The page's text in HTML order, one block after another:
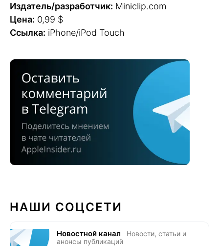
Издатель/разработчик: Miniclip.com
Цена: 0,99 $
Ссылка: iPhone/iPod Touch
НАШИ СОЦСЕТИ
Новостной канал
Новости, статьи и
анонсы публикаций